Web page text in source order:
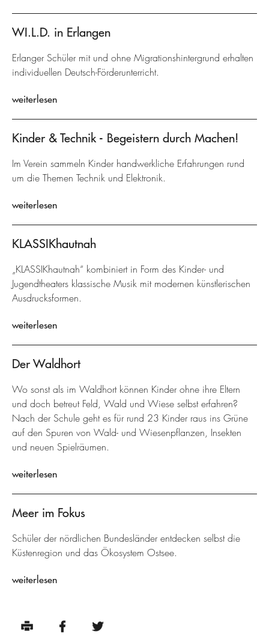
WI.L.D. in Erlangen
Erlanger Schüler mit und ohne Migrationshintergrund erhalten
individuellen Deutsch-Förderunterricht.
weiterlesen
Kinder & Technik - Begeistern durch Machen!
Im Verein sammeln Kinder handwerkliche Erfahrungen rund
um die Themen Technik und Elektronik.
weiterlesen
KLASSIKhautnah
„KLASSIKhautnah“ kombiniert in Form des Kinder- und
Jugendtheaters klassische Musik mit modernen künstlerischen
Ausdrucksformen.
weiterlesen
Der Waldhort
Wo sonst als im Waldhort können Kinder ohne ihre Eltern
und doch betreut Feld, Wald und Wiese selbst erfahren?
Nach der Schule geht es für rund 23 Kinder raus ins Grüne
auf den Spuren von Wald- und Wiesenpflanzen, Insekten
und neuen Spielräumen.
weiterlesen
Meer im Fokus
Schüler der nördlichen Bundesländer entdecken selbst die
Küstenregion und das Ökosystem Ostsee.
weiterlesen